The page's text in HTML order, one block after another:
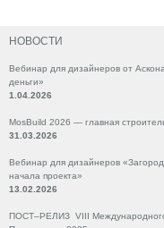
НОВОСТИ
Вебинар для дизайнеров от
деньги»
1.04.2026
MosBuild 2026 — главная
31.03.2026
Вебинар для дизайнеров
начала проекта»
13.02.2026
ПОСТ–РЕЛИЗ VIII